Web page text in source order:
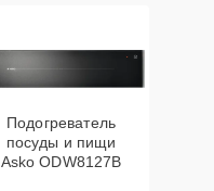
Подогреватель
посуды и пищи
Asko ODW8127B